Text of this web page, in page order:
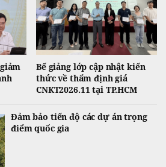
Bế giảng lớp cập nhật kiến
thức về thẩm định giá
CNKT2026.11 tại TP.HCM
Đảm bảo tiến độ các dự án trọng
điểm quốc gia